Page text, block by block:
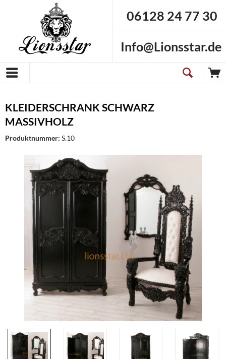
06128 24 77 30
Info@Lionsstar.de
KLEIDERSCHRANK SCHWARZ
MASSIVHOLZ
Produktnummer: S.10